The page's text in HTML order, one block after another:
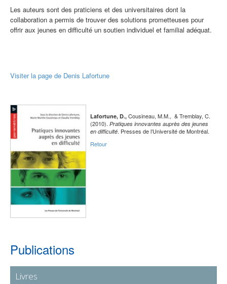
Les auteurs sont des praticiens et des universitaires dont la
collaboration a permis de trouver des solutions prometteuses pour
offrir aux jeunes en difficulté un soutien individuel et familial adéquat.
Visiter la page de Denis Lafortune
Lafortune, D., Cousineau, M.M., & Tremblay, C.
(2010). Pratiques innovantes auprès des jeunes
en difficulté. Presses de l’Université de Montréal.
Retour
Publications
Livres